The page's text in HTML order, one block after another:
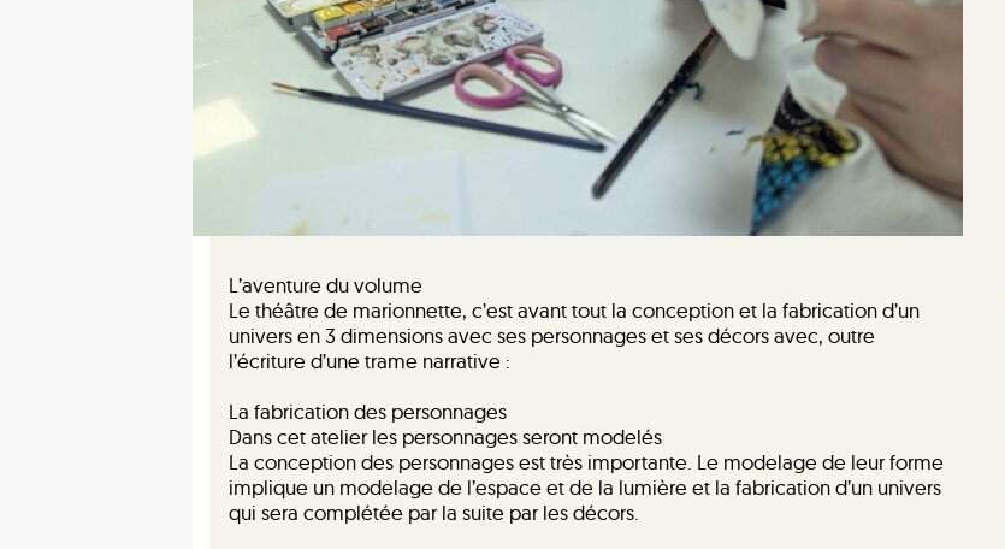
L’aventure du volume
Le théâtre de marionnette, c’est avant tout la conception et la fabrication d’un
univers en 3 dimensions avec ses personnages et ses décors avec, outre
l’écriture d’une trame narrative :
La fabrication des personnages
Dans cet atelier les personnages seront modelés
La conception des personnages est très importante. Le modelage de leur forme
implique un modelage de l’espace et de la lumière et la fabrication d’un univers
qui sera complétée par la suite par les décors.